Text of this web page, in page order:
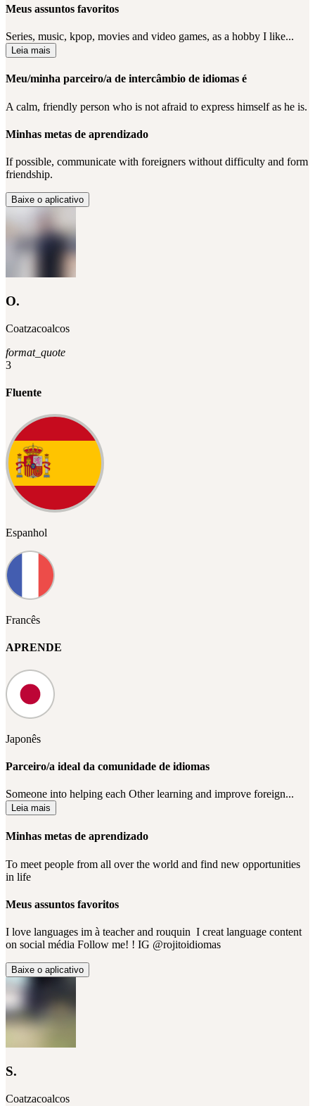
Meus assuntos favoritos
Series, music, kpop, movies and video games, as a hobby I like...
Leia mais
Meu/minha parceiro/a de intercâmbio de idiomas é
A calm, friendly person who is not afraid to express himself as he is.
Minhas metas de aprendizado
If possible, communicate with foreigners without difficulty and form
friendship.
Baixe o aplicativo
O.
Coatzacoalcos
format_quote
3
Fluente
Espanhol
Francês
APRENDE
Japonês
Parceiro/a ideal da comunidade de idiomas
Someone into helping each Other learning and improve foreign...
Leia mais
Minhas metas de aprendizado
To meet people from all over the world and find new opportunities
in life
Meus assuntos favoritos
I love languages im à teacher and rouquin ‍ I creat language content
on social média Follow me! ! IG @rojitoidiomas
Baixe o aplicativo
S.
Coatzacoalcos